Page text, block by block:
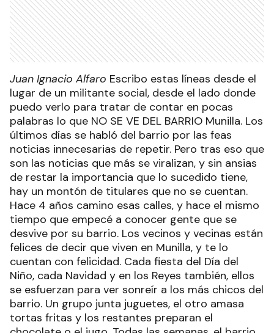
Juan Ignacio Alfaro Escribo estas líneas desde el
lugar de un militante social, desde el lado donde
puedo verlo para tratar de contar en pocas
palabras lo que NO SE VE DEL BARRIO Munilla. Los
últimos días se habló del barrio por las feas
noticias innecesarias de repetir. Pero tras eso que
son las noticias que más se viralizan, y sin ansias
de restar la importancia que lo sucedido tiene,
hay un montón de titulares que no se cuentan.
Hace 4 años camino esas calles, y hace el mismo
tiempo que empecé a conocer gente que se
desvive por su barrio. Los vecinos y vecinas están
felices de decir que viven en Munilla, y te lo
cuentan con felicidad. Cada fiesta del Día del
Niño, cada Navidad y en los Reyes también, ellos
se esfuerzan para ver sonreír a los más chicos del
barrio. Un grupo junta juguetes, el otro amasa
tortas fritas y los restantes preparan el